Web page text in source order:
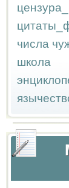
числа
школа